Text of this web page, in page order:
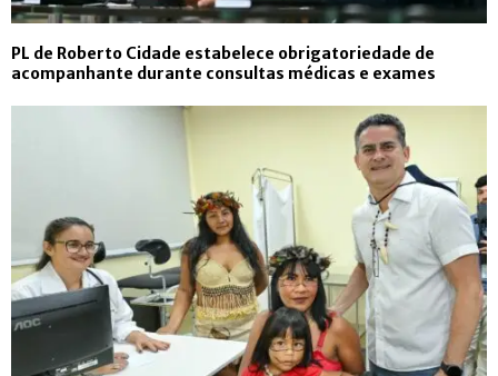
PL de Roberto Cidade estabelece obrigatoriedade de
acompanhante durante consultas médicas e exames